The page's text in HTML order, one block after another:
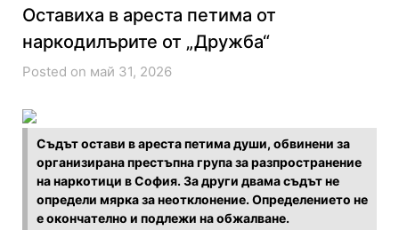
Оставиха в ареста петима от
наркодилърите от „Дружба“
Posted on май 31, 2026
Съдът остави в ареста петима души, обвинени за
организирана престъпна група за разпространение
на наркотици в София. За други двама съдът не
определи мярка за неотклонение. Определението не
е окончателно и подлежи на обжалване.